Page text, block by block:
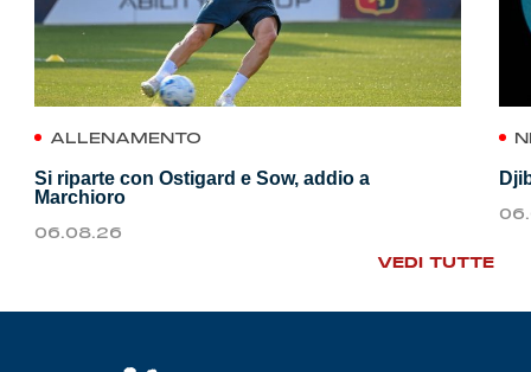
ALLENAMENTO
Si riparte con Ostigard e Sow, addio a
Marchioro
06.08.26
VEDI TUTTE